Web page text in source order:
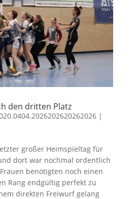
den dritten Platz
|
großer Heimspieltag für
dort war nochmal ordentlich
benötigten noch einen
Rang endgültig perfekt zu
direkten Freiwurf gelang